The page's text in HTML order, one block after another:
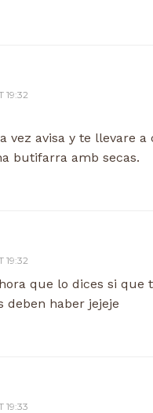
19:32
vez avisa y te llevare
butifarra amb secas.
19:32
que lo dices si que
deben haber jejeje
19:33